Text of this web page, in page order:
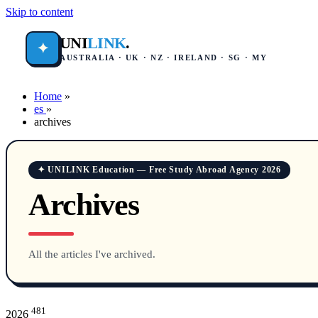
Skip to content
✦ UNILINK.
AUSTRALIA · UK · NZ · IRELAND · SG · MY
Home »
es »
archives
✦ UNILINK Education — Free Study Abroad Agency 2026
Archives
All the articles I've archived.
2026 481